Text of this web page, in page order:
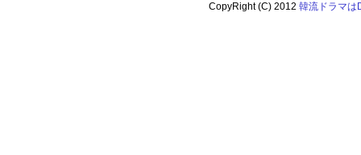
CopyRight (C) 2012韓流ドラマは